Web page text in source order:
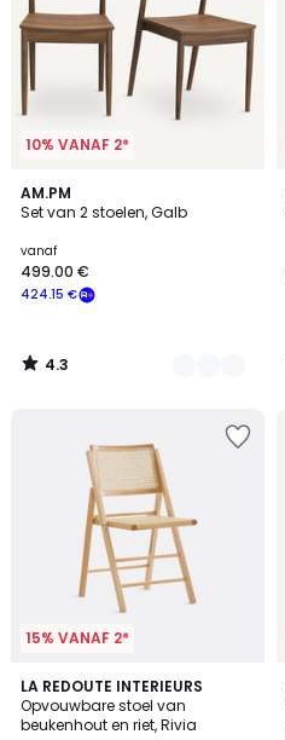
10% VANAF 2*
AM.PM
Set van 2 stoelen, Galb
vanaf
424.15 €
499.00 €
4.3
/ 5
2
Kleuren
4.3
/
15% VANAF 2*
LA REDOUTE INTERIEURS
Opvouwbare stoel van
beukenhout en riet, Rivia
2
Kleuren